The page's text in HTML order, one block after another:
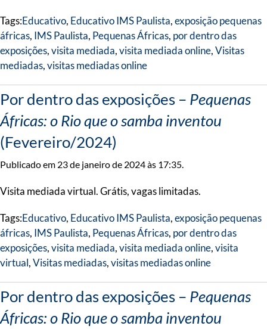
Tags:Educativo, Educativo IMS Paulista,exposição pequenas
áfricas, IMS Paulista, Pequenas Áfricas, por dentro das
exposições,visita mediada,visita mediada online,Visitas
mediadas,visitas mediadas online
Por dentro das exposições – Pequenas
Áfricas: o Rio que o samba inventou
(Fevereiro/2024)
Publicado em 23 de janeiro de 2024 às 17:35.
Visita mediada virtual. Grátis, vagas limitadas.
Tags:Educativo, Educativo IMS Paulista,exposição pequenas
áfricas, IMS Paulista, Pequenas Áfricas, por dentro das
exposições,visita mediada,visita mediada online,visita
virtual,Visitas mediadas,visitas mediadas online
Por dentro das exposições – Pequenas
Áfricas: o Rio que o samba inventou